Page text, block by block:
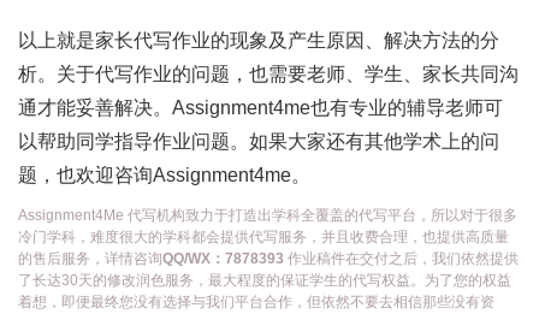
以上就是家长代写作业的现象及产生原因、解决方法的分
析。关于代写作业的问题，也需要老师、学生、家长共同沟
通才能妥善解决。Assignment4me也有专业的辅导老师可
以帮助同学指导作业问题。如果大家还有其他学术上的问
题，也欢迎咨询Assignment4me。
Assignment4Me 代写机构致力于打造出学科全覆盖的代写平台，所以对于很多
冷门学科，难度很大的学科都会提供代写服务，并且收费合理，也提供高质量
的售后服务，详情咨询QQ/WX：7878393 作业稿件在交付之后，我们依然提供
了长达30天的修改润色服务，最大程度的保证学生的代写权益。为了您的权益
着想，即便最终您没有选择与我们平台合作，但依然不要去相信那些没有资